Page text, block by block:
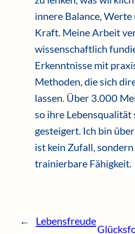
innere Balance,
Kraft. Meine Arbeit
wissenschaftlich
Erkenntnisse mit
Methoden, die sich
lassen. Über 3.000
so ihre Lebensqualität
gesteigert. Ich bin
ist kein Zufall,
trainierbare Fähigkeit.
←
Lebensfreude